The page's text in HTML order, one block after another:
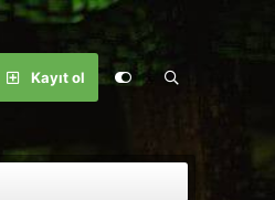
Kayıt ol